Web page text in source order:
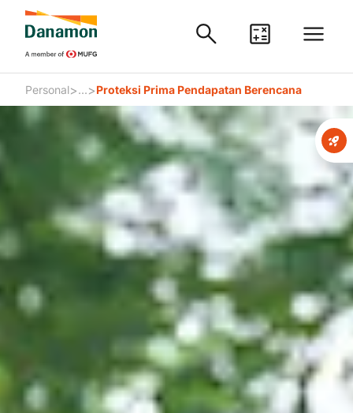
Personal>...>Proteksi Prima Pendapatan Berencana